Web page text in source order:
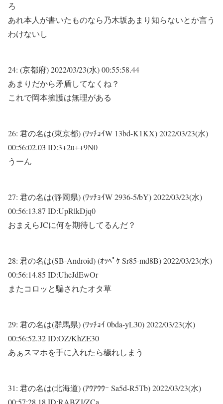
ろ
あれ本人が書いたものなら乃木坂あまり知らないとか言う
わけないし
24: (京都府)2022/03/23(水) 00:55:58.44
あまりだから矛盾してなくね？
これで岡本擁護は無理がある
26: 君の名は(東京都) (ﾜｯﾁｮｲW 13bd-K1KX)2022/03/23(水)
00:56:02.03 ID:3+2u++9N0
うーん
27: 君の名は(静岡県) (ﾜｯﾁｮｲW 2936-5/bY)2022/03/23(水)
00:56:13.87 ID:UpRlkDjq0
おまえらJCに何を期待してるんだ？
28: 君の名は(SB-Android) (ｵｯﾍﾟｹ Sr85-md8B)2022/03/23(水)
00:56:14.85 ID:UheJdEwOr
またコロッと騙されたオタ草
29: 君の名は(群馬県) (ﾜｯﾁｮｲ 0bda-yL30)2022/03/23(水)
00:56:52.32 ID:OZ/KhZE30
あぁスマホを手に入れたら穢れしまう
31: 君の名は(北海道) (ｱｳｱｳｳｰ Sa5d-R5Tb)2022/03/23(水)
00:57:28.18 ID:RABZJ/ZCa